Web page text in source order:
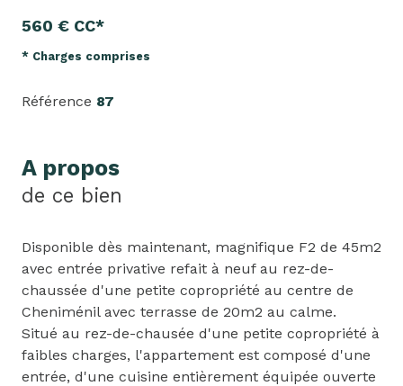
560 € CC*
* Charges comprises
Référence 87
A propos
de ce bien
Disponible dès maintenant, magnifique F2 de 45m2
avec entrée privative refait à neuf au rez-de-
chaussée d'une petite copropriété au centre de
Cheniménil avec terrasse de 20m2 au calme.
Situé au rez-de-chausée d'une petite copropriété à
faibles charges, l'appartement est composé d'une
entrée, d'une cuisine entièrement équipée ouverte